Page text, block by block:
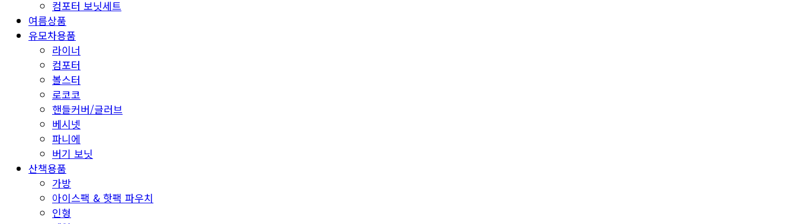
컴포터 보닛세트
여름상품
유모차용품
라이너
컴포터
볼스터
로코코
핸들커버/글러브
베시넷
파니에
버기 보닛
산책용품
가방
아이스팩 & 핫팩 파우치
인형